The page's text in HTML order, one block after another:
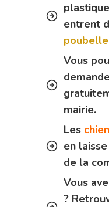
entrent
Vous
mairie.
Les
en
de la
Vous
?